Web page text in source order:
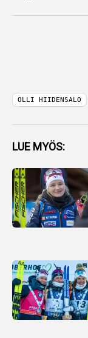
OLLI HIIDENSALO
LUE MYÖS: